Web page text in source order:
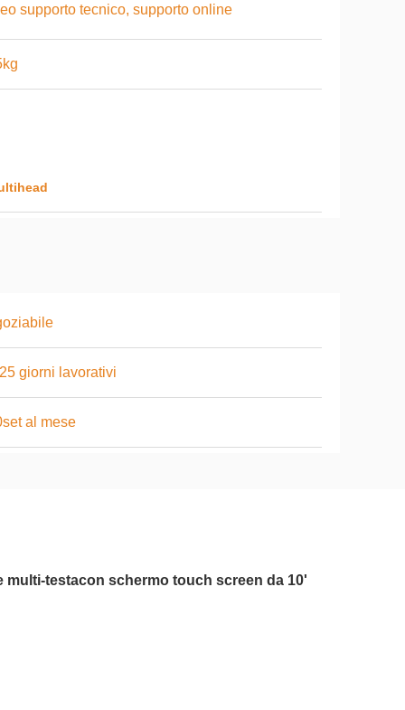
supporto tecnico, supporto online
giorni lavorativi
al mese
multi-testacon schermo touch screen da 10'